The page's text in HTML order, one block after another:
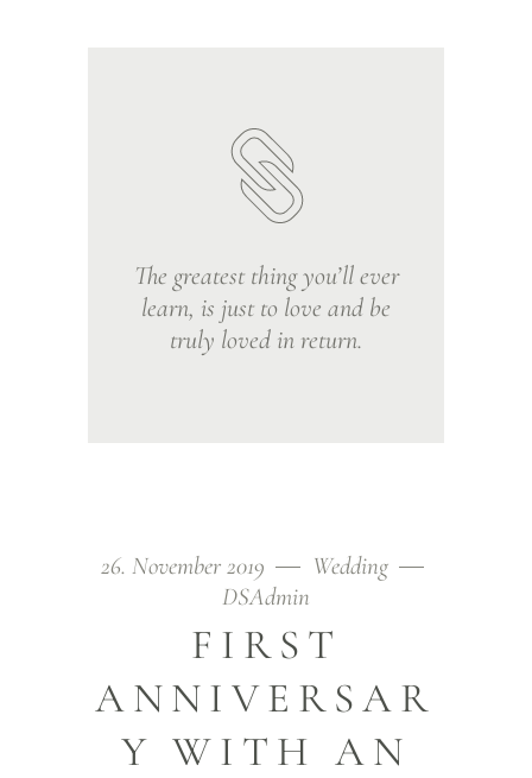
The greatest thing you’ll ever
learn, is just to love and be
truly loved in return.
26. November 2019
Wedding
DSAdmin
FIRST
ANNIVERSAR
Y WITH AN